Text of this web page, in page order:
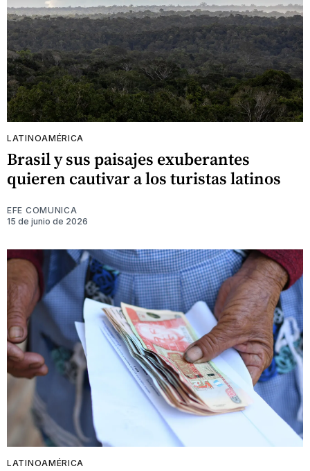
LATINOAMÉRICA
Brasil y sus paisajes exuberantes
quieren cautivar a los turistas latinos
EFE COMUNICA
15 de junio de 2026
LATINOAMÉRICA